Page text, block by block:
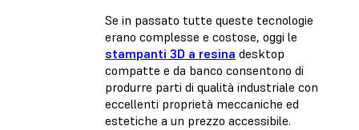
Se in passato tutte queste tecnologie
erano complesse e costose, oggi le
stampanti 3D a resina desktop
compatte e da banco consentono di
produrre parti di qualità industriale con
eccellenti proprietà meccaniche ed
estetiche a un prezzo accessibile.